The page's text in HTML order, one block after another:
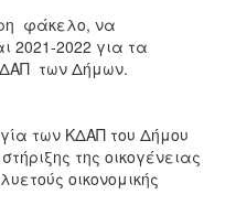
φάκελο, να
2021-2022 για τα
των Δήμων.
των ΚΔΑΠ του Δήμου
της οικογένειας
οικονομικής